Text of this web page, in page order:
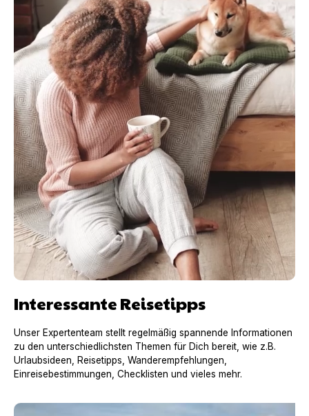
Interessante Reisetipps
Unser Expertenteam stellt regelmäßig spannende Informationen
zu den unterschiedlichsten Themen für Dich bereit, wie z.B.
Urlaubsideen, Reisetipps, Wanderempfehlungen,
Einreisebestimmungen, Checklisten und vieles mehr.
Urlaub mit Hund in Frankreich